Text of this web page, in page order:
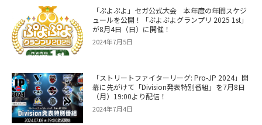
「ぷよぷよ」セガ公式大会 本年度の年間スケジ
ュールを公開！「ぷよぷよグランプリ 2025 1st」
が8月4日（日）に開催！
2024年7月5日
「ストリートファイターリーグ: Pro-JP 2024」開
幕に先がけて「Division発表特別番組」を7月8日
（月）19:00より配信！
2024年7月4日